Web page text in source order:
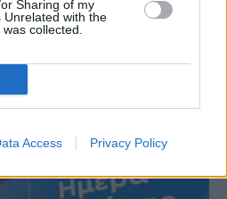
Sharing of my
Unrelated with the
collected.
Access Privacy Policy
για τον Απρίλιο 2026 ανήλθε σε
μείωση κατά -73.699 άτομα (-9,1%)